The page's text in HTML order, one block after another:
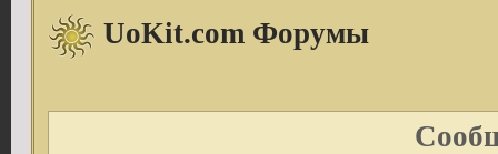
UoKit.com Форумы